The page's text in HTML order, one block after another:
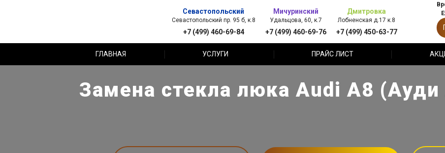
Севастопольский
Севастопольский пр. 95 б, к.8
+7 (499) 460-69-84
Мичуринский
Удальцова, 60, к.7
+7 (499) 460-69-76
Дмитровка
Лобненская д.17 к.8
+7 (499) 450-63-77
ГЛАВНАЯ УСЛУГИ ПРАЙС ЛИСТ
Замена стекла люка Audi A8